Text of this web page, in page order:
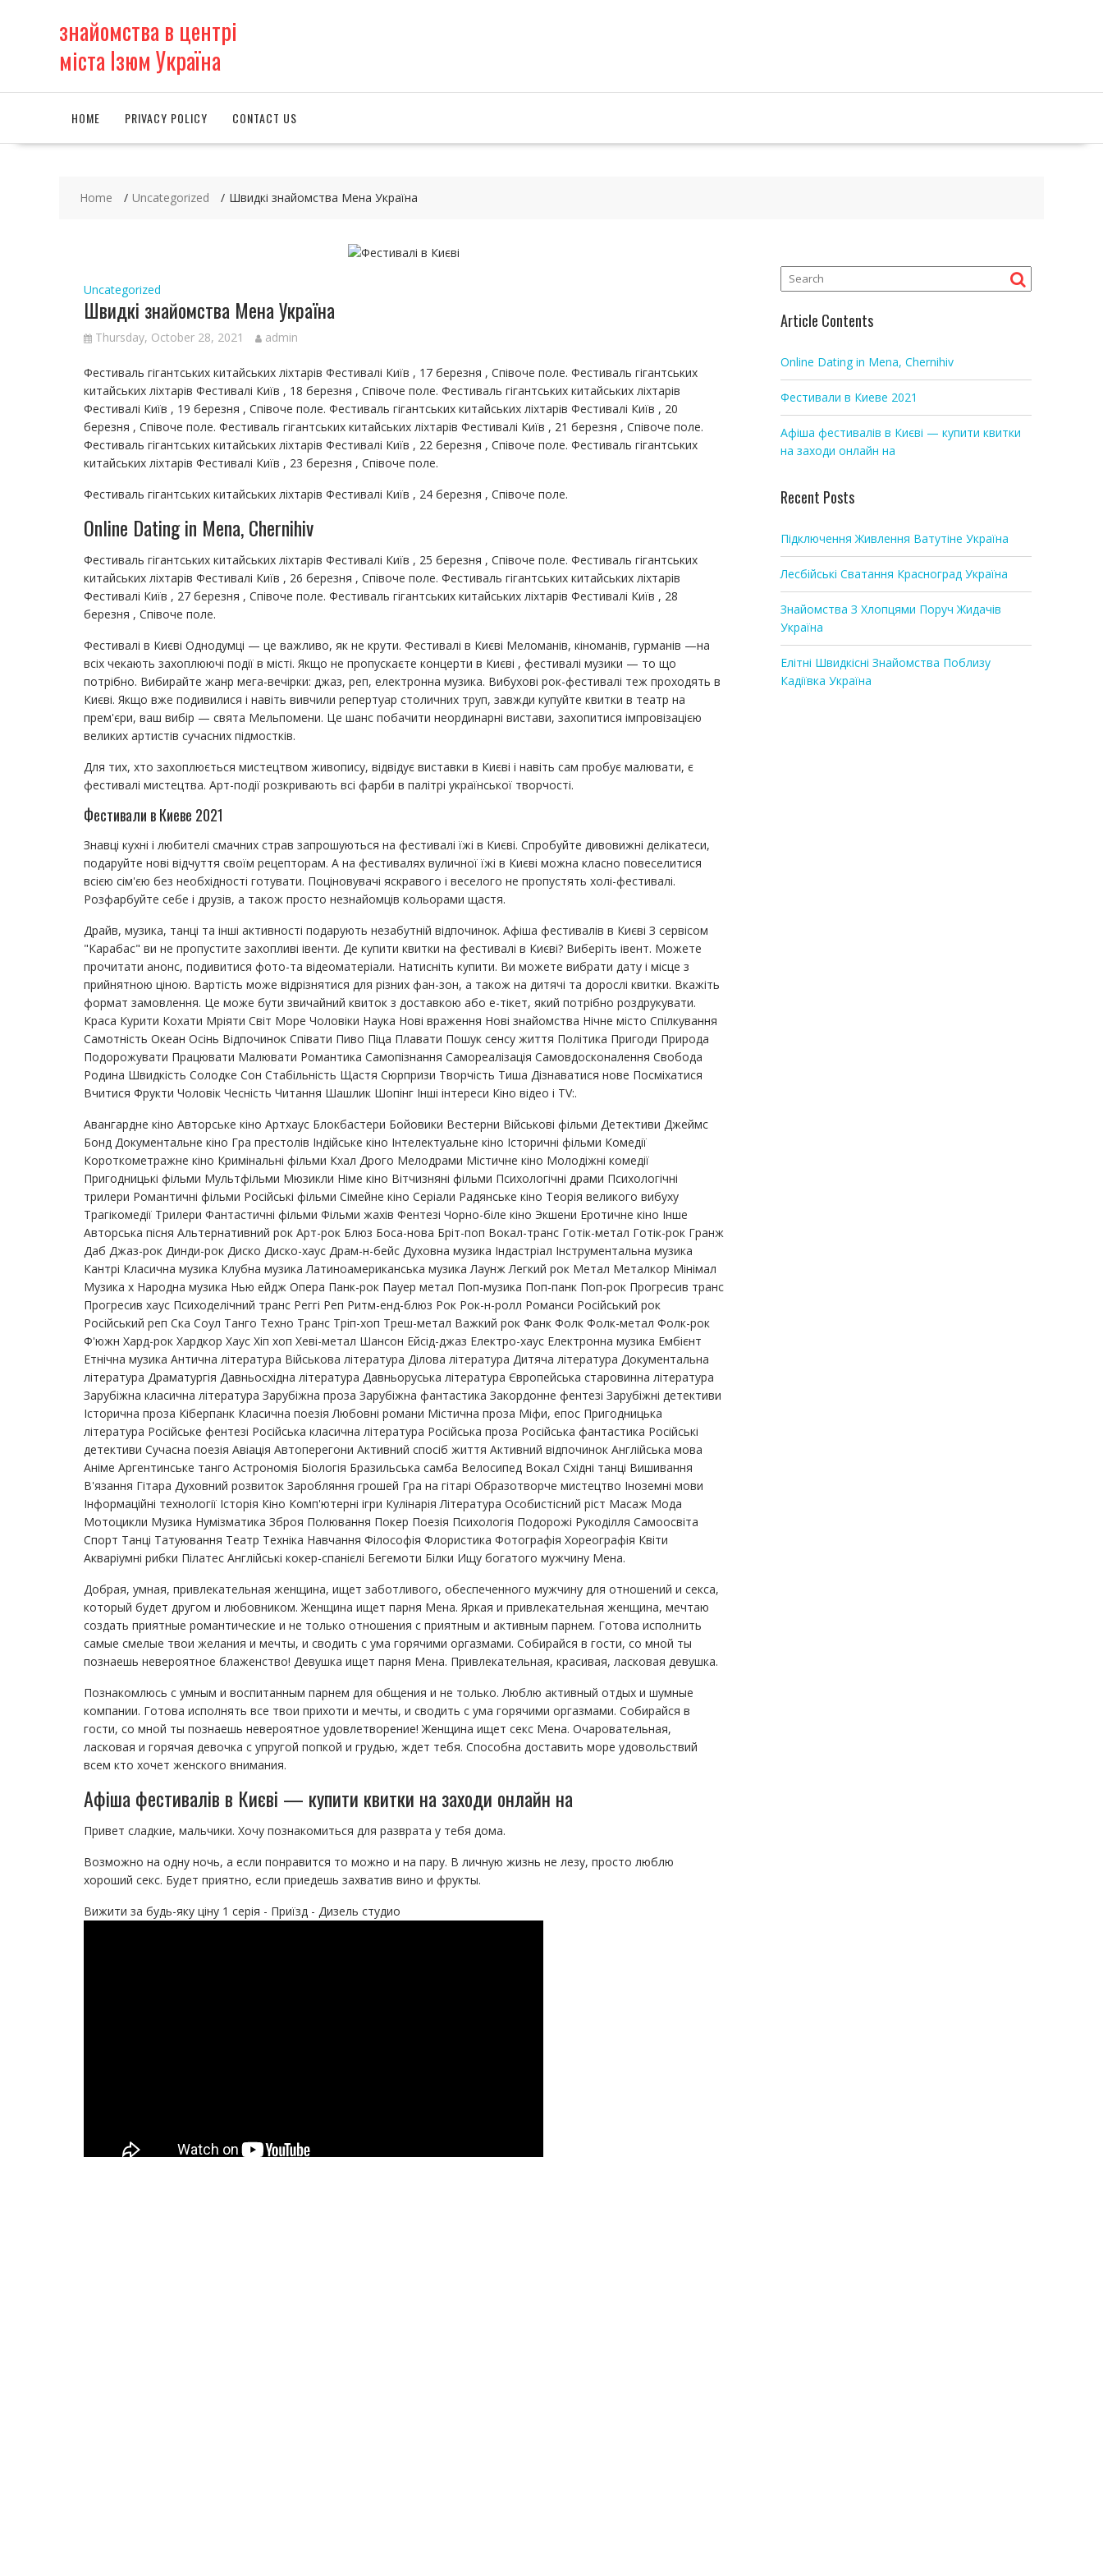
знайомства в центрі
міста Ізюм Україна
HOME PRIVACY POLICY CONTACT US
Home Uncategorized Швидкі знайомства Мена Україна
Uncategorized
Швидкі знайомства Мена Україна
Thursday, October 28, 2021 admin
Фестиваль гігантських китайських ліхтарів Фестивалі Київ , 17 березня , Співоче поле. Фестиваль гігантських
китайських ліхтарів Фестивалі Київ , 18 березня , Співоче поле. Фестиваль гігантських китайських ліхтарів
Фестивалі Київ , 19 березня , Співоче поле. Фестиваль гігантських китайських ліхтарів Фестивалі Київ , 20
березня , Співоче поле. Фестиваль гігантських китайських ліхтарів Фестивалі Київ , 21 березня , Співоче поле.
Фестиваль гігантських китайських ліхтарів Фестивалі Київ , 22 березня , Співоче поле. Фестиваль гігантських
китайських ліхтарів Фестивалі Київ , 23 березня , Співоче поле.
Фестиваль гігантських китайських ліхтарів Фестивалі Київ , 24 березня , Співоче поле.
Online Dating in Mena, Chernihiv
Фестиваль гігантських китайських ліхтарів Фестивалі Київ , 25 березня , Співоче поле. Фестиваль гігантських
китайських ліхтарів Фестивалі Київ , 26 березня , Співоче поле. Фестиваль гігантських китайських ліхтарів
Фестивалі Київ , 27 березня , Співоче поле. Фестиваль гігантських китайських ліхтарів Фестивалі Київ , 28
березня , Співоче поле.
Фестивалі в Києві Однодумці — це важливо, як не крути. Фестивалі в Києві Меломанів, кіноманів, гурманів —на
всіх чекають захоплюючі події в місті. Якщо не пропускаєте концерти в Києві , фестивалі музики — то що
потрібно. Вибирайте жанр мега-вечірки: джаз, реп, електронна музика. Вибухові рок-фестивалі теж проходять в
Києві. Якщо вже подивилися і навіть вивчили репертуар столичних труп, завжди купуйте квитки в театр на
прем'єри, ваш вибір — свята Мельпомени. Це шанс побачити неординарні вистави, захопитися імпровізацією
великих артистів сучасних підмостків.
Для тих, хто захоплюється мистецтвом живопису, відвідує виставки в Києві і навіть сам пробує малювати, є
фестивалі мистецтва. Арт-події розкривають всі фарби в палітрі української творчості.
Фестивали в Киеве 2021
Знавці кухні і любителі смачних страв запрошуються на фестивалі їжі в Києві. Спробуйте дивовижні делікатеси,
подаруйте нові відчуття своїм рецепторам. А на фестивалях вуличної їжі в Києві можна класно повеселитися
всією сім'єю без необхідності готувати. Поціновувачі яскравого і веселого не пропустять холі-фестивалі.
Розфарбуйте себе і друзів, а також просто незнайомців кольорами щастя.
Драйв, музика, танці та інші активності подарують незабутній відпочинок. Афіша фестивалів в Києві З сервісом
"Карабас" ви не пропустите захопливі івенти. Де купити квитки на фестивалі в Києві? Виберіть івент. Можете
прочитати анонс, подивитися фото-та відеоматеріали. Натисніть купити. Ви можете вибрати дату і місце з
прийнятною ціною. Вартість може відрізнятися для різних фан-зон, а також на дитячі та дорослі квитки. Вкажіть
формат замовлення. Це може бути звичайний квиток з доставкою або е-тікет, який потрібно роздрукувати.
Краса Курити Кохати Мріяти Світ Море Чоловіки Наука Нові враження Нові знайомства Нічне місто Спілкування
Самотність Океан Осінь Відпочинок Співати Пиво Піца Плавати Пошук сенсу життя Політика Пригоди Природа
Подорожувати Працювати Малювати Романтика Самопізнання Самореалізація Самовдосконалення Свобода
Родина Швидкість Солодке Сон Стабільність Щастя Сюрпризи Творчість Тиша Дізнаватися нове Посміхатися
Вчитися Фрукти Чоловік Чесність Читання Шашлик Шопінг Інші інтереси Кіно відео і TV:.
Авангардне кіно Авторське кіно Артхаус Блокбастери Бойовики Вестерни Військові фільми Детективи Джеймс
Бонд Документальне кіно Гра престолів Індійське кіно Інтелектуальне кіно Історичні фільми Комедії
Короткометражне кіно Кримінальні фільми Кхал Дрого Мелодрами Містичне кіно Молодіжні комедії
Пригодницькі фільми Мультфільми Мюзикли Німе кіно Вітчизняні фільми Психологічні драми Психологічні
трилери Романтичні фільми Російські фільми Сімейне кіно Серіали Радянське кіно Теорія великого вибуху
Трагікомедії Трилери Фантастичні фільми Фільми жахів Фентезі Чорно-біле кіно Экшени Еротичне кіно Інше
Авторська пісня Альтернативний рок Арт-рок Блюз Боса-нова Бріт-поп Вокал-транс Готік-метал Готік-рок Гранж
Даб Джаз-рок Динди-рок Диско Диско-хаус Драм-н-бейс Духовна музика Індастріал Інструментальна музика
Кантрі Класична музика Клубна музика Латиноамериканська музика Лаунж Легкий рок Метал Металкор Мінімал
Музика х Народна музика Нью ейдж Опера Панк-рок Пауер метал Поп-музика Поп-панк Поп-рок Прогресив транс
Прогресив хаус Психоделічний транс Реггі Реп Ритм-енд-блюз Рок Рок-н-ролл Романси Російський рок
Російський реп Ска Соул Танго Техно Транс Тріп-хоп Треш-метал Важкий рок Фанк Фолк Фолк-метал Фолк-рок
Ф'южн Хард-рок Хардкор Хаус Хіп хоп Хеві-метал Шансон Ейсід-джаз Електро-хаус Електронна музика Ембієнт
Етнічна музика Антична література Військова література Ділова література Дитяча література Документальна
література Драматургія Давньосхідна література Давньоруська література Європейська старовинна література
Зарубіжна класична література Зарубіжна проза Зарубіжна фантастика Закордонне фентезі Зарубіжні детективи
Історична проза Кіберпанк Класична поезія Любовні романи Містична проза Міфи, епос Пригодницька
література Російське фентезі Російська класична література Російська проза Російська фантастика Російські
детективи Сучасна поезія Авіація Автоперегони Активний спосіб життя Активний відпочинок Англійська мова
Аніме Аргентинське танго Астрономія Біологія Бразильська самба Велосипед Вокал Східні танці Вишивання
В'язання Гітара Духовний розвиток Заробляння грошей Гра на гітарі Образотворче мистецтво Іноземні мови
Інформаційні технології Історія Кіно Комп'ютерні ігри Кулінарія Література Особистісний ріст Масаж Мода
Мотоцикли Музика Нумізматика Зброя Полювання Покер Поезія Психологія Подорожі Рукоділля Самоосвіта
Спорт Танці Татуювання Театр Техніка Навчання Філософія Флористика Фотографія Хореографія Квіти
Акваріумні рибки Пілатес Англійські кокер-спанієлі Бегемоти Білки Ищу богатого мужчину Мена.
Добрая, умная, привлекательная женщина, ищет заботливого, обеспеченного мужчину для отношений и секса,
который будет другом и любовником. Женщина ищет парня Мена. Яркая и привлекательная женщина, мечтаю
создать приятные романтические и не только отношения с приятным и активным парнем. Готова исполнить
самые смелые твои желания и мечты, и сводить с ума горячими оргазмами. Собирайся в гости, со мной ты
познаешь невероятное блаженство! Девушка ищет парня Мена. Привлекательная, красивая, ласковая девушка.
Познакомлюсь с умным и воспитанным парнем для общения и не только. Люблю активный отдых и шумные
компании. Готова исполнять все твои прихоти и мечты, и сводить с ума горячими оргазмами. Собирайся в
гости, со мной ты познаешь невероятное удовлетворение! Женщина ищет секс Мена. Очаровательная,
ласковая и горячая девочка с упругой попкой и грудью, ждет тебя. Способна доставить море удовольствий
всем кто хочет женского внимания.
Афіша фестивалів в Києві — купити квитки на заходи онлайн на
Привет сладкие, мальчики. Хочу познакомиться для разврата у тебя дома.
Возможно на одну ночь, а если понравится то можно и на пару. В личную жизнь не лезу, просто люблю
хороший секс. Будет приятно, если приедешь захватив вино и фрукты.
Вижити за будь-яку ціну 1 серія - Приїзд - Дизель cтудио
Article Contents
Online Dating in Mena, Chernihiv
Фестивали в Киеве 2021
Афіша фестивалів в Києві — купити квитки
на заходи онлайн на
Recent Posts
Підключення Живлення Ватутіне Україна
Лесбійські Сватання Красноград Україна
Знайомства З Хлопцями Поруч Жидачів
Україна
Елітні Швидкісні Знайомства Поблизу
Кадіївка Україна